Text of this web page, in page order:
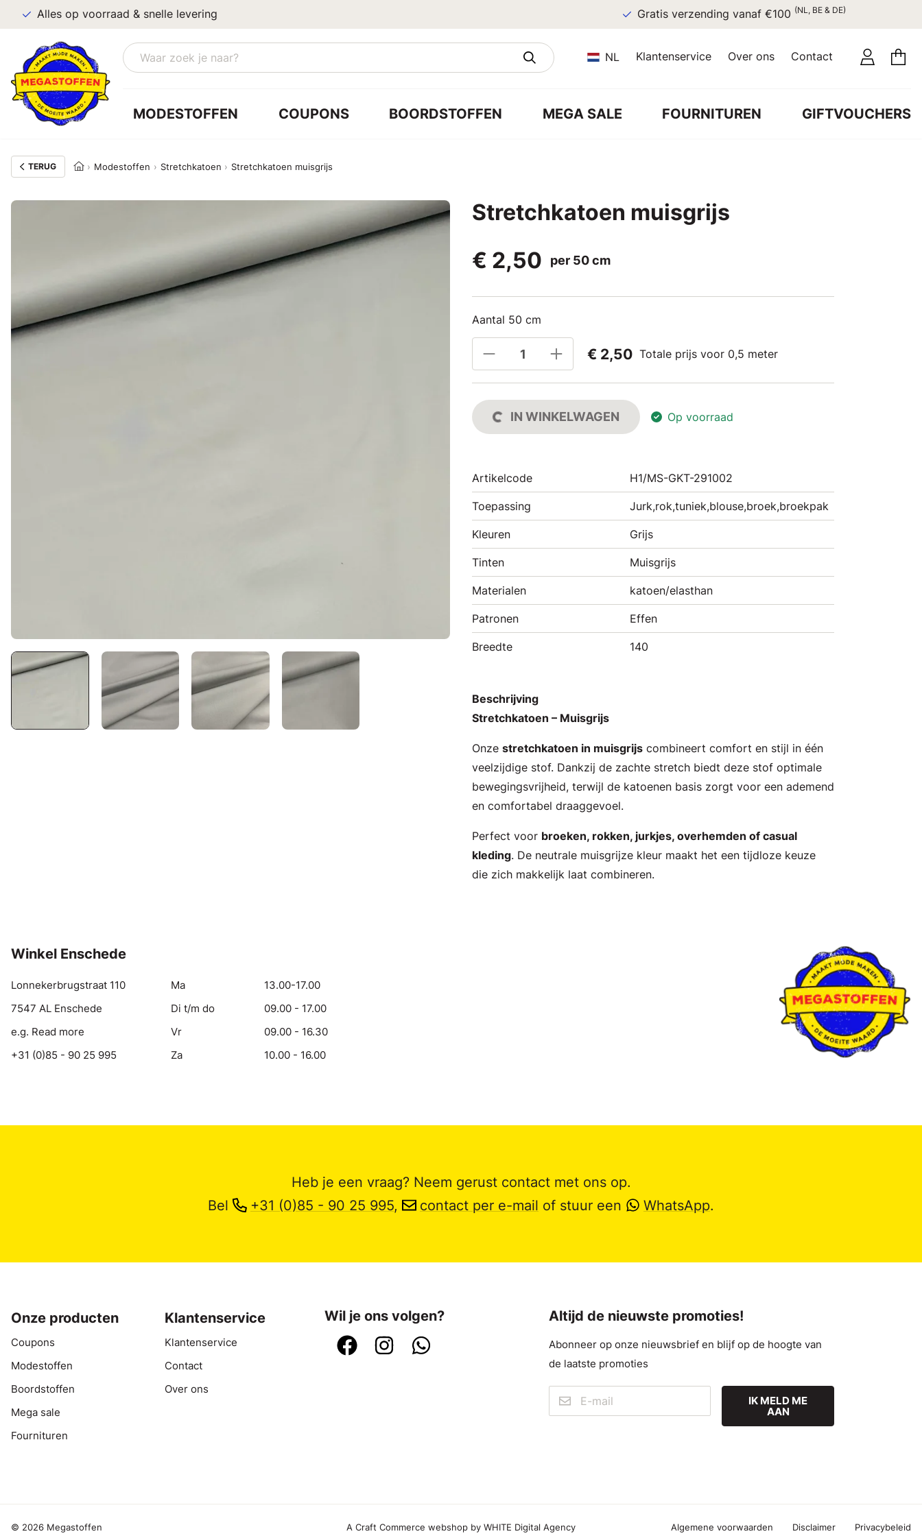
Alles op voorraad & snelle levering Gratis verzending vanaf €100 (NL, BE & DE)
NL Klantenservice Over ons Contact
MODESTOFFEN COUPONS BOORDSTOFFEN MEGA SALE FOURNITUREN GIFTVOUCHERS
TERUG Modestoffen Stretchkatoen Stretchkatoen muisgrijs
Stretchkatoen muisgrijs
€ 2,50
per 50 cm
Aantal 50 cm
€ 2,50 Totale prijs voor 0,5 meter
IN WINKELWAGEN Op voorraad
Artikelcode H1/MS-GKT-291002
Toepassing Jurk,rok,tuniek,blouse,broek,broekpak
Kleuren Grijs
Tinten Muisgrijs
Materialen katoen/elasthan
Patronen Effen
Breedte 140
Beschrijving
Stretchkatoen – Muisgrijs
Onze stretchkatoen in muisgrijs combineert comfort en stijl in één
veelzijdige stof. Dankzij de zachte stretch biedt deze stof optimale
bewegingsvrijheid, terwijl de katoenen basis zorgt voor een ademend
en comfortabel draaggevoel.
Perfect voor broeken, rokken, jurkjes, overhemden of casual
kleding. De neutrale muisgrijze kleur maakt het een tijdloze keuze
die zich makkelijk laat combineren.
Winkel Enschede
Lonnekerbrugstraat 110
7547 AL Enschede
e.g. Read more
+31 (0)85 - 90 25 995
Ma
13.00-17.00
Di t/m do
09.00 - 17.00
Vr
09.00 - 16.30
Za
10.00 - 16.00
Heb je een vraag? Neem gerust contact met ons op.
Bel
+31 (0)85 - 90 25 995, contact per e-mail of stuur een WhatsApp.
Onze producten
Coupons
Modestoffen
Boordstoffen
Mega sale
Fournituren
Klantenservice
Klantenservice
Contact
Over ons
Wil je ons volgen? Altijd de nieuwste promoties!
Abonneer op onze nieuwsbrief en blijf op de hoogte van
de laatste promoties
IK MELD ME
AAN
© 2026 Megastoffen A Craft Commerce webshop by WHITE Digital Agency Algemene voorwaarden Disclaimer Privacybeleid